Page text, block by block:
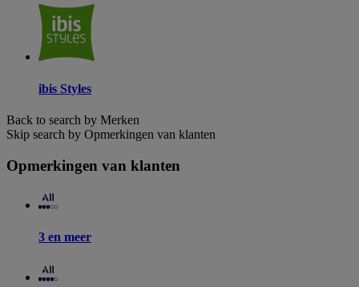
ibis Styles
Back to search by Merken
Skip search by Opmerkingen van klanten
Opmerkingen van klanten
3 en meer